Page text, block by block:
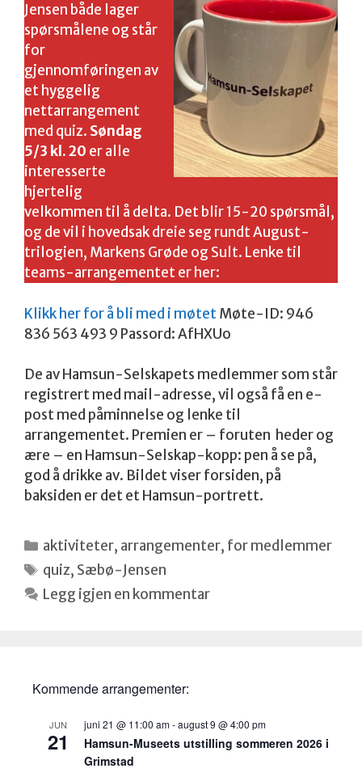
Jensen både lager
spørsmålene og står
for
gjennomføringen av
et hyggelig
nettarrangement
med quiz. Søndag
5/3 kl. 20 er alle
interesserte
hjertelig
velkommen til å delta. Det blir 15-20 spørsmål,
og de vil i hovedsak dreie seg rundt August-
trilogien, Markens Grøde og Sult. Lenke til
teams-arrangementet er her:
Klikk her for å bli med i møtetMøte-ID: 946
836 563 493 9 Passord: AfHXUo
De av Hamsun-Selskapets medlemmer som står
registrert med mail-adresse, vil også få en e-
post med påminnelse og lenke til
arrangementet. Premien er – foruten heder og
ære – en Hamsun-Selskap-kopp: pen å se på,
god å drikke av. Bildet viser forsiden, på
baksiden er det et Hamsun-portrett.
Kategorier
aktiviteter, arrangementer, for medlemmer
Stikkord
quiz, Sæbø-Jensen
Legg igjen en kommentar
Kommende arrangementer:
JUN
21
juni 21 @ 11:00 am-august 9 @ 4:00 pm
Hamsun-Museets utstilling sommeren 2026 i
Grimstad